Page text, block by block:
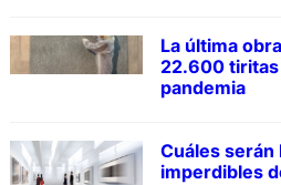
La última
22.600 tiritas
pandemia
Cuáles serán
imperdibles